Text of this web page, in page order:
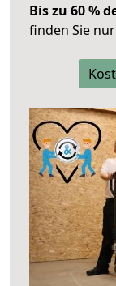
Bis zu 60 %
finden Sie